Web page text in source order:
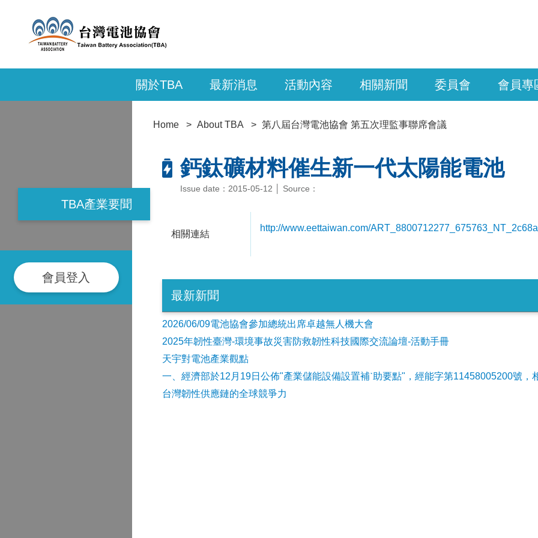
關於TBA 最新消息 活動內容 相關新聞 委員會 會員專
TBA產業要聞
會員登入
Home About TBA 第八屆台灣電池協會 第五次理監事聯席會議
鈣鈦礦材料催生新一代太陽能電池
Issue date：2015-05-12 │ Source：
相關連結
http://www.eettaiwan.com/
最新新聞
2026/06/09電池協會參加總統出席卓越無人機大會
2025年韌性臺灣-環境事故災害防救韌性科技國際交流論壇-活動手冊
天宇對電池產業觀點
一、經濟部於12月19日公佈"產業儲能設備設置補ˋ助要點"，經能字第11458005200號，
台灣韌性供應鏈的全球競爭力